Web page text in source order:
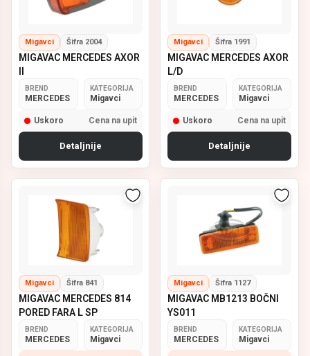
Migavci Šifra 2004
MIGAVAC MERCEDES AXOR
BREND
MERCEDES
KATEGORIJA
Migavci
Uskoro Cena na upit
Detaljnije
Migavci Šifra 1991
MIGAVAC MERCEDES AXOR
L/D
BREND
MERCEDES
KATEGORIJA
Migavci
Uskoro Cena na upit
Detaljnije
Migavci Šifra 841
MIGAVAC MERCEDES 814
PORED FARA L SP
BREND
MERCEDES
KATEGORIJA
Migavci
Migavci Šifra 1127
MIGAVAC MB1213 BOČNI
YS011
BREND
MERCEDES
KATEGORIJA
Migavci